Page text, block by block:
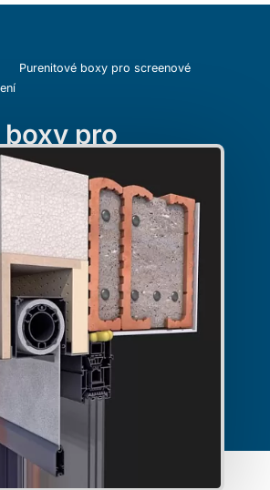
Purenitové boxy pro screenové
pro
rolety - perfektní
screenových rolet? Pro jejich
boxy. V následujícím článku
právě po této variantě.